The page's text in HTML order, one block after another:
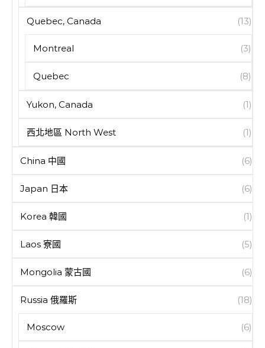
Quebec, Canada (13)
Montreal (3)
Quebec (8)
Yukon, Canada (1)
西北地區 North West (1)
China 中國 (6)
Japan 日本 (6)
Korea 韓國 (1)
Laos 寮國 (5)
Mongolia 蒙古國 (6)
Russia 俄羅斯 (18)
Moscow (6)